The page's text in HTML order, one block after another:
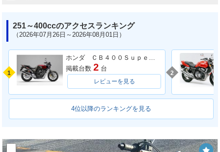
251～400ccのアクセスランキング
（2026年07月26日～2026年08月01日）
1
掲載台数 2 台
レビューを見る
2
4位以降のランキングを見る